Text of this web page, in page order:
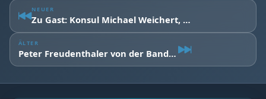
NEUER
Zu Gast: Konsul Michael Weichert, Präsident des Freunde- und Fördervereins des Zoo Leipzig e.V.
ÄLTER
Peter Freudenthaler von der Band Fools Garden im Interview